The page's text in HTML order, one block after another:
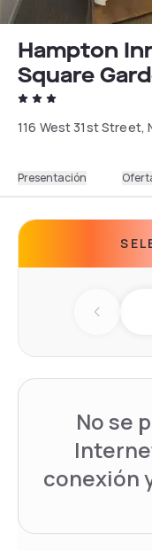
Hampton
Square
116 West 31st Street,
Presentación
No se
conexión